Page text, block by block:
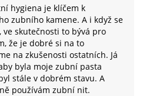
hygiena je klíčem k
zubního kamene. A i když se
skutečnosti to bývá pro
že je dobré si na to
na zkušenosti ostatních. Já
byla moje zubní pasta
stále v dobrém stavu. A
používám zubní nit.